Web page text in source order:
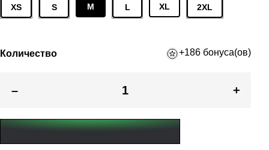
XS S M L XL 2XL
Количество +186 бонуса(ов)
– +